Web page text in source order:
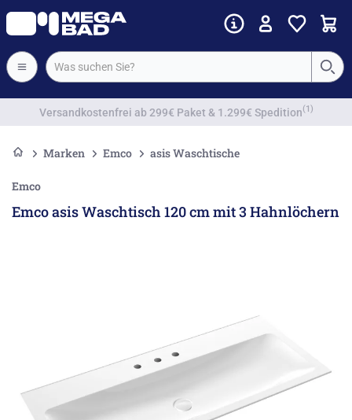
Vorkassenrabatt
Marken Emco asis Waschtische
Emco
Emco asis Waschtisch 120 cm mit 3 Hahnlöchern